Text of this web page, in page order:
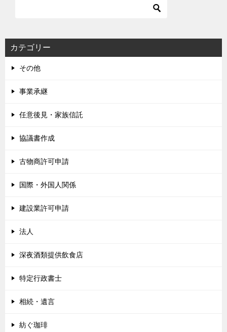
カテゴリー
その他
事業承継
任意後見・家族信託
協議書作成
古物商許可申請
国際・外国人関係
建設業許可申請
法人
深夜酒類提供飲食店
特定行政書士
相続・遺言
紡ぐ珈琲